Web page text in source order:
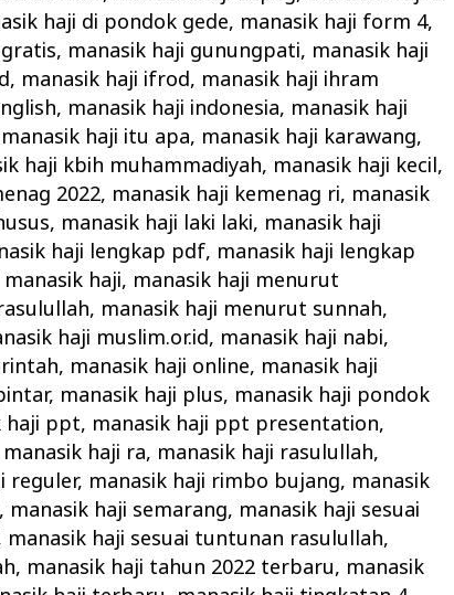
haji di pondok gede, manasik haji form 4,
, manasik haji gunungpati, manasik haji
, manasik haji ifrod, manasik haji ihram
, manasik haji indonesia, manasik haji
manasik haji itu apa, manasik haji karawang,
haji kbih muhammadiyah, manasik haji kecil,
2022, manasik haji kemenag ri, manasik
, manasik haji laki laki, manasik haji
haji lengkap pdf, manasik haji lengkap
haji, manasik haji menurut
, manasik haji menurut sunnah,
haji muslim.or.id, manasik haji nabi,
, manasik haji online, manasik haji
, manasik haji plus, manasik haji pondok
haji ppt, manasik haji ppt presentation,
manasik haji ra, manasik haji rasulullah,
reguler, manasik haji rimbo bujang, manasik
, manasik haji semarang, manasik haji sesuai
manasik haji sesuai tuntunan rasulullah,
, manasik haji tahun 2022 terbaru, manasik